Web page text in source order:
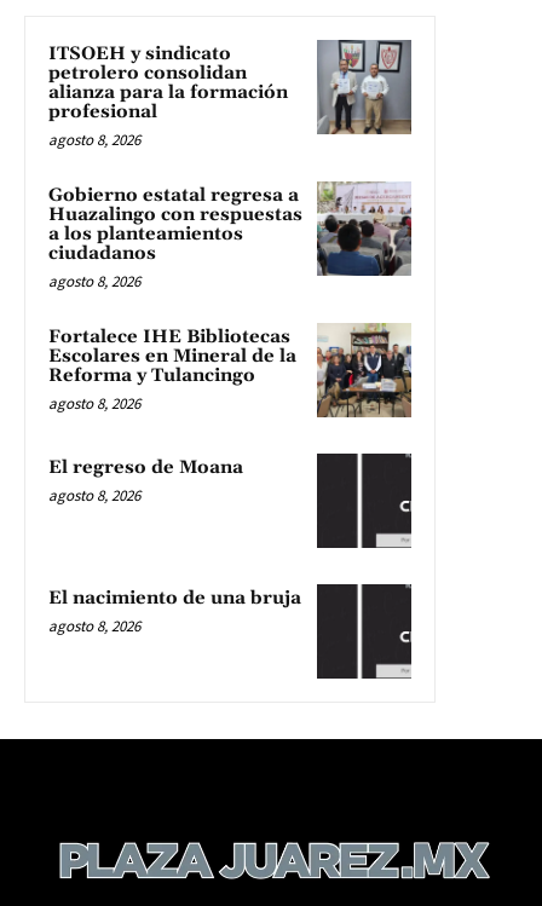
ITSOEH y sindicato
petrolero consolidan
alianza para la formación
profesional
agosto 8, 2026
Gobierno estatal regresa a
Huazalingo con respuestas
a los planteamientos
ciudadanos
agosto 8, 2026
Fortalece IHE Bibliotecas
Escolares en Mineral de la
Reforma y Tulancingo
agosto 8, 2026
El regreso de Moana
agosto 8, 2026
El nacimiento de una bruja
agosto 8, 2026